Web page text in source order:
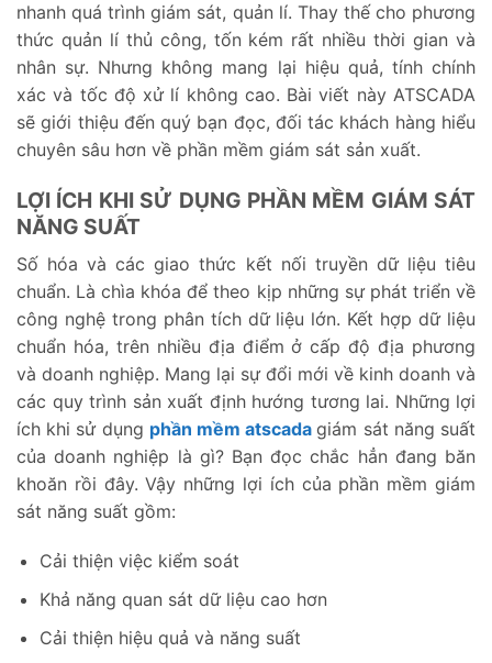
nhanh quá trình giám sát, quản lí. Thay thế cho phương
thức quản lí thủ công, tốn kém rất nhiều thời gian và
nhân sự. Nhưng không mang lại hiệu quả, tính chính
xác và tốc độ xử lí không cao. Bài viết này ATSCADA
sẽ giới thiệu đến quý bạn đọc, đối tác khách hàng hiểu
chuyên sâu hơn về phần mềm giám sát sản xuất.
LỢI ÍCH KHI SỬ DỤNG PHẦN MỀM GIÁM SÁT
NĂNG SUẤT
Số hóa và các giao thức kết nối truyền dữ liệu tiêu
chuẩn. Là chìa khóa để theo kịp những sự phát triển về
công nghệ trong phân tích dữ liệu lớn. Kết hợp dữ liệu
chuẩn hóa, trên nhiều địa điểm ở cấp độ địa phương
và doanh nghiệp. Mang lại sự đổi mới về kinh doanh và
các quy trình sản xuất định hướng tương lai. Những lợi
ích khi sử dụng phần mềm atscada giám sát năng suất
của doanh nghiệp là gì? Bạn đọc chắc hẳn đang băn
khoăn rồi đây. Vậy những lợi ích của phần mềm giám
sát năng suất gồm:
Cải thiện việc kiểm soát
Khả năng quan sát dữ liệu cao hơn
Cải thiện hiệu quả và năng suất